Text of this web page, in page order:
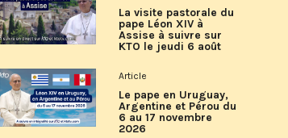
La visite pastorale du
pape Léon XIV à
Assise à suivre sur
KTO le jeudi 6 août
Article
Le pape en Uruguay,
Argentine et Pérou du
6 au 17 novembre
2026